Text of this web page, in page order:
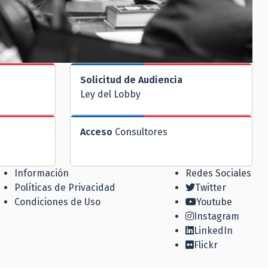
Solicitud de Audiencia
Ley del Lobby
Acceso Consultores
Información
Políticas de Privacidad
Condiciones de Uso
Redes Sociales
Twitter
Youtube
Instagram
LinkedIn
Flickr